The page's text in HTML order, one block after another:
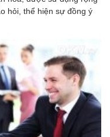
hỏi, thể hiện sự đồng ý